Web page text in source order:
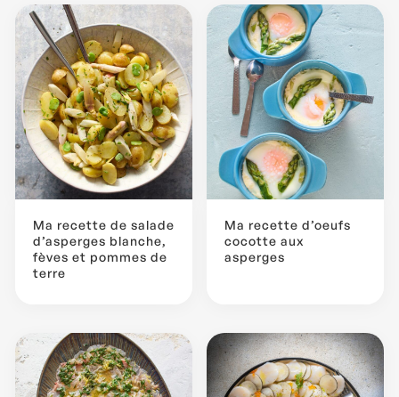
Ma recette de salade
d’asperges blanche,
fèves et pommes de
terre
Ma recette d’oeufs
cocotte aux
asperges